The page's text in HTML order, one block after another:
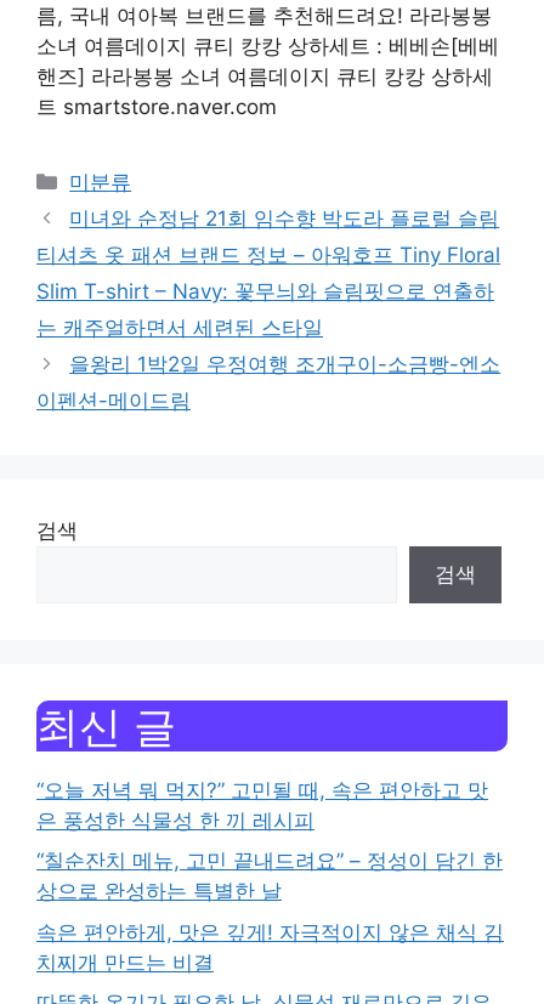
름, 국내 여아복 브랜드를 추천해드려요! 라라봉봉
소녀 여름데이지 큐티 캉캉 상하세트 : 베베손[베베
핸즈] 라라봉봉 소녀 여름데이지 큐티 캉캉 상하세
트 smartstore.naver.com
Categories
미분류
미녀와 순정남 21회 임수향 박도라 플로럴 슬림
티셔츠 옷 패션 브랜드 정보 – 아워호프 Tiny Floral
Slim T-shirt – Navy: 꽃무늬와 슬림핏으로 연출하
는 캐주얼하면서 세련된 스타일
을왕리 1박2일 우정여행 조개구이-소금빵-엔소
이펜션-메이드림
검색
검색
최신 글
“오늘 저녁 뭐 먹지?” 고민될 때, 속은 편안하고 맛
은 풍성한 식물성 한 끼 레시피
“칠순잔치 메뉴, 고민 끝내드려요” – 정성이 담긴 한
상으로 완성하는 특별한 날
속은 편안하게, 맛은 깊게! 자극적이지 않은 채식 김
치찌개 만드는 비결